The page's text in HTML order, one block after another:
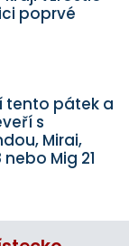
poprvé
tento pátek a
s
Mirai,
Mig 21